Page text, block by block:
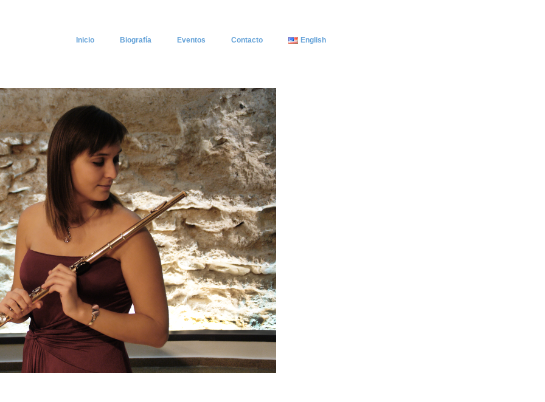
Inicio Biografía Eventos Contacto English